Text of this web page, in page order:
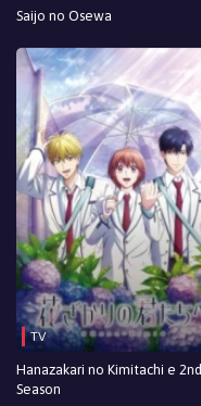
Saijo no Osewa
TV
Hanazakari no Kimitachi e 2nd
Season